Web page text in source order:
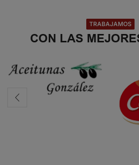
TRABAJAMOS
CON LAS